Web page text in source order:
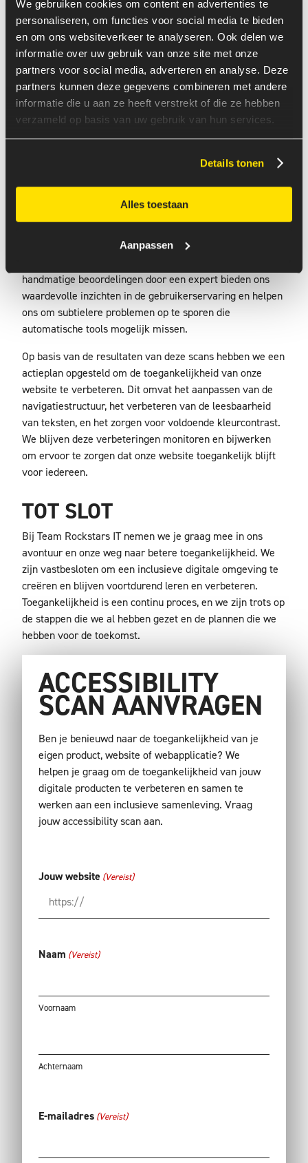
We gebruiken cookies om content en advertenties te
personaliseren, om functies voor social media te bieden
en om ons websiteverkeer te analyseren. Ook delen we
informatie over uw gebruik van onze site met onze
partners voor social media, adverteren en analyse. Deze
partners kunnen deze gegevens combineren met andere
informatie die u aan ze heeft verstrekt of die ze hebben
verzameld op basis van uw gebruik van hun services.
Details tonen
Alles toestaan
Aanpassen
stappen die we ondernemen om beter te worden, duidelijk
maken.
In deze verklaring hebben we specifieke actiepunten
opgenomen om onze toegankelijkheid te verbeteren. Een
van de eerste stappen die we hebben genomen, is het
uitvoeren van een grondige toegankelijkheidsscan van
onze eigen website. Deze scan omvat zowel automatische
tests als handmatige beoordelingen door een expert. Door
beeld krijgen van de toegankelijkheid van onze website
en gerichte verbeteringen doorvoeren.
De automatische tests helpen ons om snel technische
belemmeren, zoals ontbrekende alternatieve teksten voor
handmatige beoordelingen door een expert bieden ons
waardevolle inzichten in de gebruikerservaring en helpen
ons om subtielere problemen op te sporen die
automatische tools mogelijk missen.
Op basis van de resultaten van deze scans hebben we een
actieplan opgesteld om de toegankelijkheid van onze
website te verbeteren. Dit omvat het aanpassen van de
navigatiestructuur, het verbeteren van de leesbaarheid
van teksten, en het zorgen voor voldoende kleurcontrast.
We blijven deze verbeteringen monitoren en bijwerken
om ervoor te zorgen dat onze website toegankelijk blijft
voor iedereen.
TOT SLOT
Bij Team Rockstars IT nemen we je graag mee in ons
avontuur en onze weg naar betere toegankelijkheid. We
zijn vastbesloten om een inclusieve digitale omgeving te
creëren en blijven voortdurend leren en verbeteren.
Toegankelijkheid is een continu proces, en we zijn trots op
de stappen die we al hebben gezet en de plannen die we
hebben voor de toekomst.
ACCESSIBILITY
SCAN AANVRAGEN
Ben je benieuwd naar de toegankelijkheid van je
eigen product, website of webapplicatie? We
helpen je graag om de toegankelijkheid van jouw
digitale producten te verbeteren en samen te
werken aan een inclusieve samenleving. Vraag
jouw accessibility scan aan.
Jouw website (Vereist)
Naam (Vereist)
Voornaam
Achternaam
E-mailadres (Vereist)